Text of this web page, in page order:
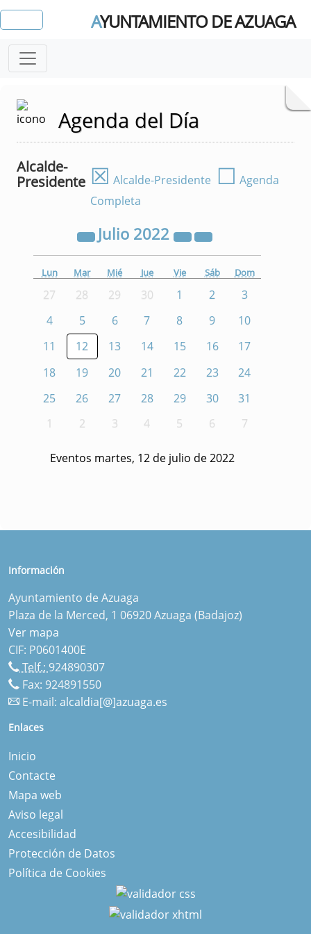
AYUNTAMIENTO DE AZUAGA
Agenda del Día
Alcalde-
Presidente ☒ Alcalde-Presidente ☐ Agenda
Completa
Julio 2022
Lun Mar Mié Jue Vie Sáb Dom
27 28 29 30 1 2
3
4
5 6 7 8 9
10
11
12 13 14 15 16
17
18
19 20 21 22 23
24
25
26 27 28 29 30
31
1
2 3 4 5 6 7
Eventos martes, 12 de julio de 2022
Información
Ayuntamiento de Azuaga
Plaza de la Merced, 1 06920 Azuaga (Badajoz)
Ver mapa
CIF: P0601400E
Telf.: 924890307
Fax: 924891550
E-mail: alcaldia[@]azuaga.es
Enlaces
Inicio
Contacte
Mapa web
Aviso legal
Accesibilidad
Protección de Datos
Política de Cookies